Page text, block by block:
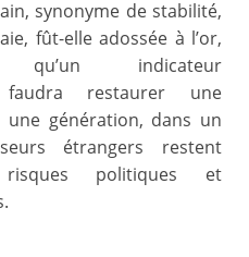
synonyme de stabilité,
fût-elle adossée à l’or,
indicateur
faudra restaurer une
une génération, dans un
étrangers restent
politiques et